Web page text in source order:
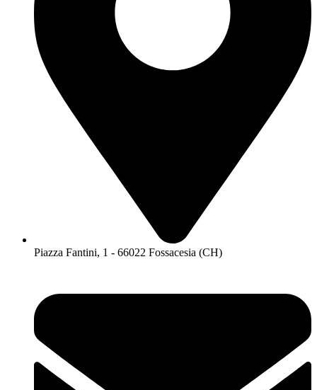
Piazza Fantini, 1 - 66022 Fossacesia (CH)